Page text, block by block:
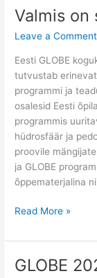
õppepäevad
Ukraina
õpilastele
Valmis on
Leave a Comment
Eesti GLOBE
tutvustab
programmi ja
osalesid Eesti
programmis
hüdrosfäär ja
proovile
ja GLOBE
õppematerjalina
Valmis
saanud
lauamäng
Read More »
GLOBE